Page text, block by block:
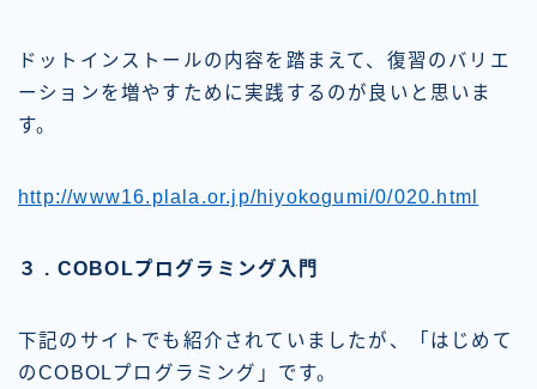
ドットインストールの内容を踏まえて、復習のバリエ
ーションを増やすために実践するのが良いと思いま
す。
http://www16.plala.or.jp/hiyokogumi/0/020.html
３ . COBOLプログラミング入門
下記のサイトでも紹介されていましたが、「はじめて
のCOBOLプログラミング」です。